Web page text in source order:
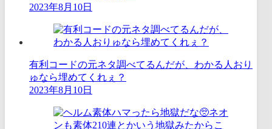
2023年8月10日
有利コードの元ネタ調べてるんだが、わかる人おり
ゅなら埋めてくれぇ？
2023年8月10日